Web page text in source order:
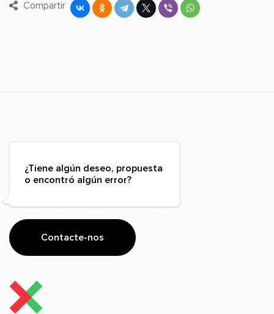
Compartir
¿Tiene algún deseo, propuesta
o encontró algún error?
Contacte-nos